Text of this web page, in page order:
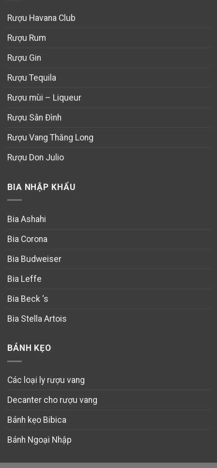
Rượu Havana Club
Rượu Rum
Rượu Gin
Rượu Tequila
Rượu mùi – Liqueur
Rượu Sân Đình
Rượu Vang Thăng Long
Rượu Don Julio
BIA NHẬP KHẨU
Bia Ashahi
Bia Corona
Bia Budweiser
Bia Leffe
Bia Beck ‘s
Bia Stella Artois
BÁNH KẸO
Các loại ly rượu vang
Decanter cho rượu vang
Bánh kẹo Bibica
Bánh Ngoại Nhập